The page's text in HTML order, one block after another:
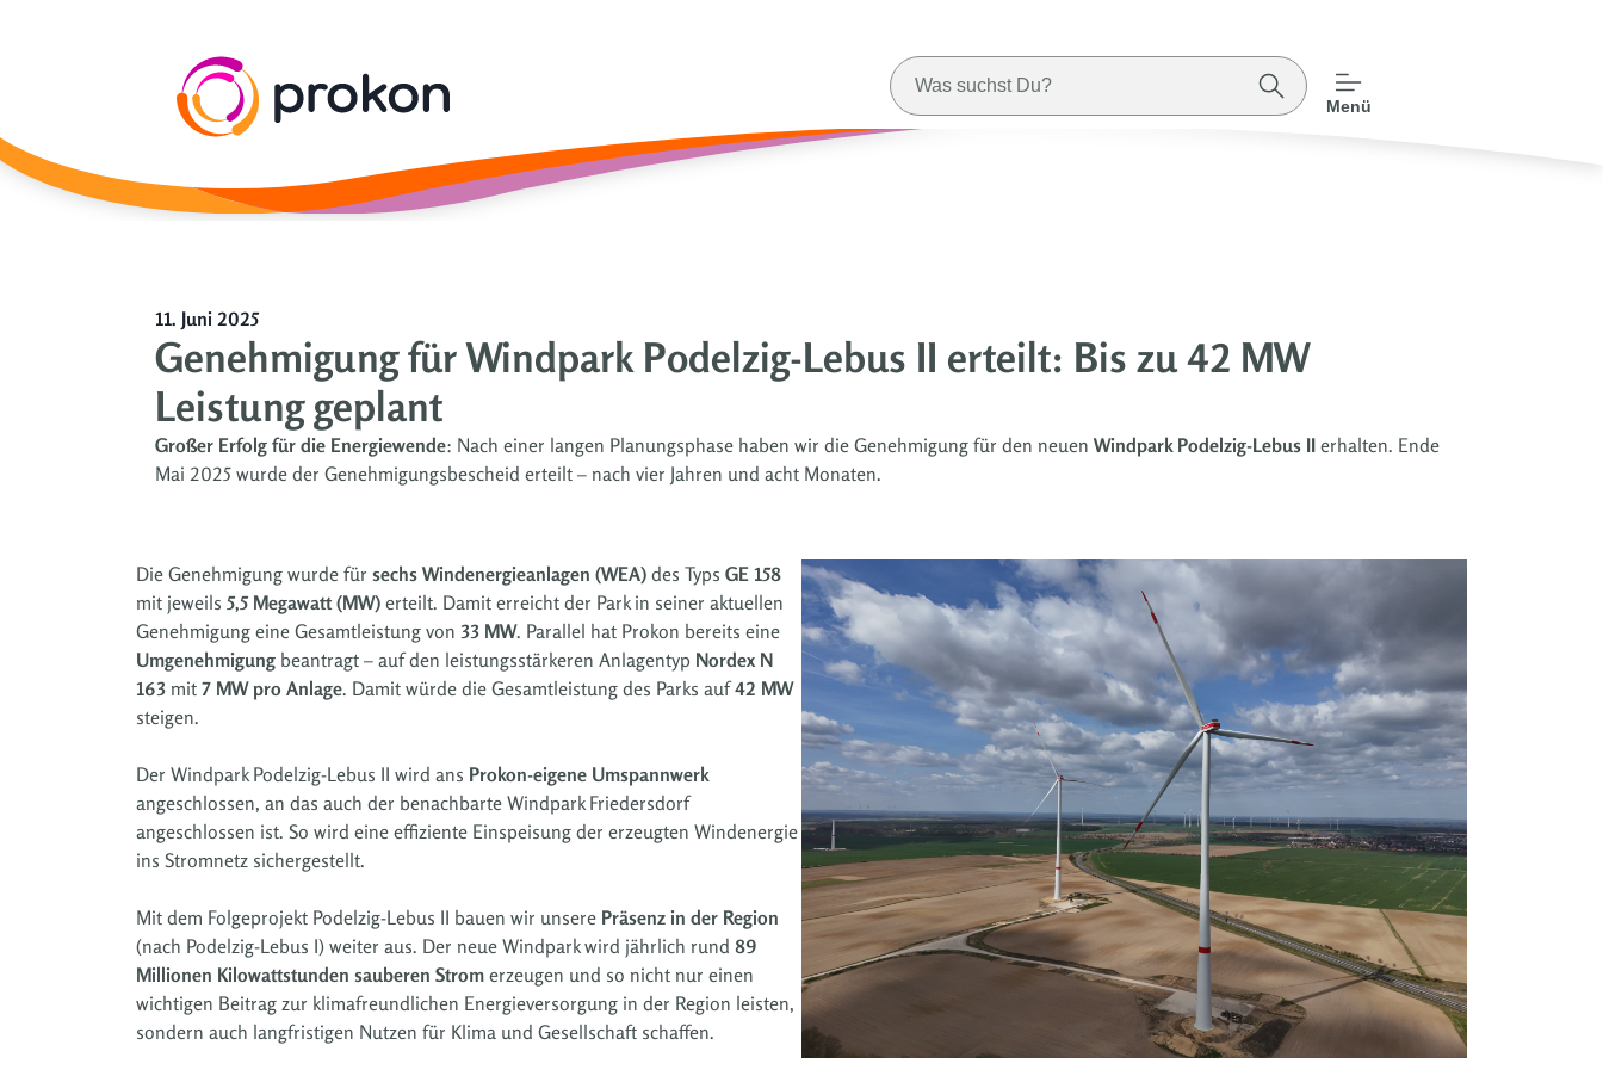
Menü
11. Juni 2025
Genehmigung für Windpark Podelzig-Lebus II erteilt: Bis zu 42 MW
Leistung geplant
Großer Erfolg für die Energiewende: Nach einer langen Planungsphase haben wir die Genehmigung für den neuen Windpark Podelzig-Lebus II erhalten. Ende
Mai 2025 wurde der Genehmigungsbescheid erteilt – nach vier Jahren und acht Monaten.
Die Genehmigung wurde für sechs Windenergieanlagen (WEA) des Typs GE 158
mit jeweils 5,5 Megawatt (MW) erteilt. Damit erreicht der Park in seiner aktuellen
Genehmigung eine Gesamtleistung von 33 MW. Parallel hat Prokon bereits eine
Umgenehmigung beantragt – auf den leistungsstärkeren Anlagentyp Nordex N
163 mit 7 MW pro Anlage. Damit würde die Gesamtleistung des Parks auf42 MW
steigen.
Der Windpark Podelzig-Lebus II wird ans Prokon-eigene Umspannwerk
angeschlossen, an das auch der benachbarte Windpark Friedersdorf
angeschlossen ist. So wird eine effiziente Einspeisung der erzeugten Windenergie
ins Stromnetz sichergestellt.
Mit dem Folgeprojekt Podelzig-Lebus II bauen wir unsere Präsenz in der Region
(nach Podelzig-Lebus I) weiter aus. Der neue Windpark wird jährlich rund 89
Millionen Kilowattstunden sauberen Strom erzeugen und so nicht nur einen
wichtigen Beitrag zur klimafreundlichen Energieversorgung in der Region leisten,
sondern auch langfristigen Nutzen für Klima und Gesellschaft schaffen.